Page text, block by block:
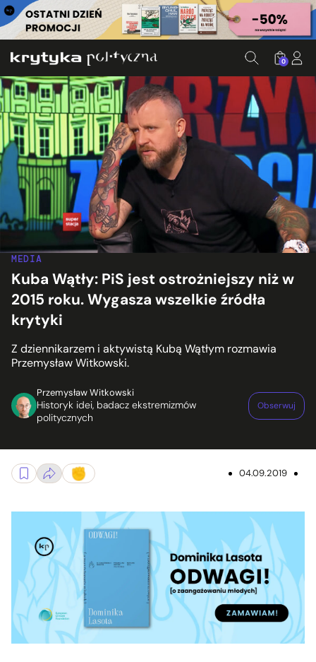
0
MEDIA
Kuba Wątły: PiS jest ostrożniejszy niż w
2015 roku. Wygasza wszelkie źródła
krytyki
Z dziennikarzem i aktywistą Kubą Wątłym rozmawia
Przemysław Witkowski.
Przemysław Witkowski
Historyk idei, badacz ekstremizmów
politycznych
Obserwuj
04.09.2019